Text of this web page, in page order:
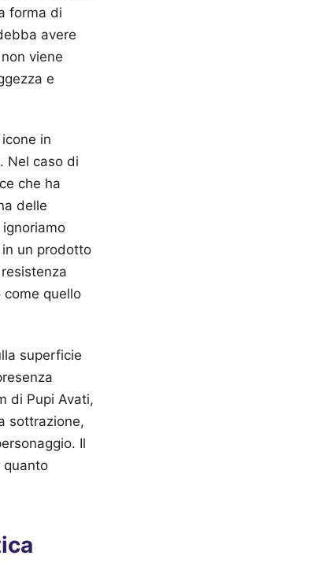
forma di
avere
viene
e
in
Nel caso di
che ha
delle
un prodotto
quello
superficie
di Pupi Avati,
sottrazione,
Il
quanto